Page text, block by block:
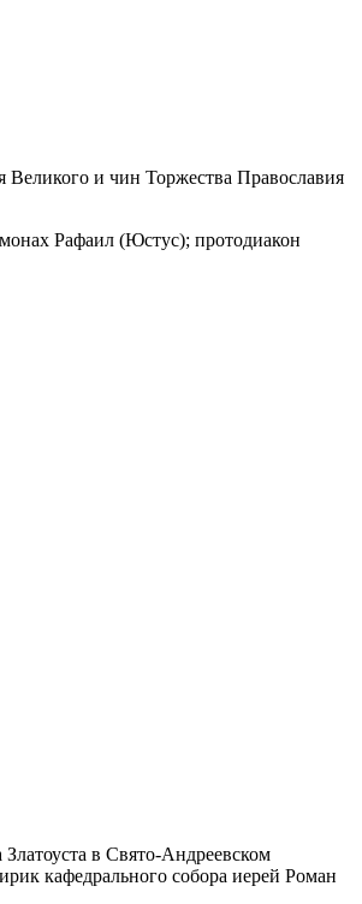
и чин Торжества Православия
Рафаил (Юстус); протодиакон
в Свято-Андреевском
кафедрального собора иерей Роман